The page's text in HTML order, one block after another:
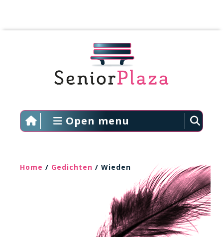
Open menu
Home / Gedichten / Wieden